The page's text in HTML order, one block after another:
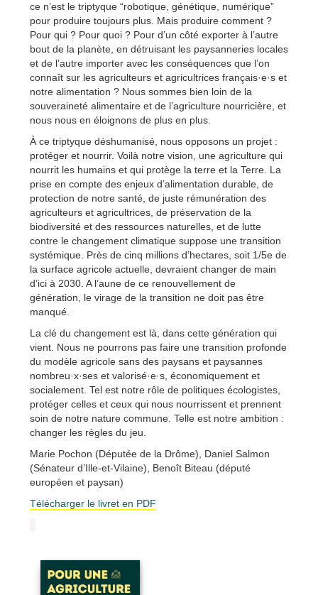
ce n’est le triptyque “robotique, génétique, numérique”
pour produire toujours plus. Mais produire comment ?
Pour qui ? Pour quoi ? Pour d’un côté exporter à l’autre
bout de la planète, en détruisant les paysanneries locales
et de l’autre importer avec les conséquences que l’on
connaît sur les agriculteurs et agricultrices français·e·s et
notre alimentation ? Nous sommes bien loin de la
souveraineté alimentaire et de l’agriculture nourricière, et
nous nous en éloignons de plus en plus.
À ce triptyque déshumanisé, nous opposons un projet :
protéger et nourrir. Voilà notre vision, une agriculture qui
nourrit les humains et qui protège la terre et la Terre. La
prise en compte des enjeux d’alimentation durable, de
protection de notre santé, de juste rémunération des
agriculteurs et agricultrices, de préservation de la
biodiversité et des ressources naturelles, et de lutte
contre le changement climatique suppose une transition
systémique. Près de cinq millions d’hectares, soit 1/5e de
la surface agricole actuelle, devraient changer de main
d’ici à 2030. A l’aune de ce renouvellement de
génération, le virage de la transition ne doit pas être
manqué.
La clé du changement est là, dans cette génération qui
vient. Nous ne pourrons pas faire une transition profonde
du modèle agricole sans des paysans et paysannes
nombreu·x·ses et valorisé·e·s, économiquement et
socialement. Tel est notre rôle de politiques écologistes,
protéger celles et ceux qui nous nourrissent et prennent
soin de notre nature commune. Telle est notre ambition :
changer les règles du jeu.
Marie Pochon (Députée de la Drôme), Daniel Salmon
(Sénateur d’Ille-et-Vilaine), Benoît Biteau (député
européen et paysan)
Télécharger le livret en PDF